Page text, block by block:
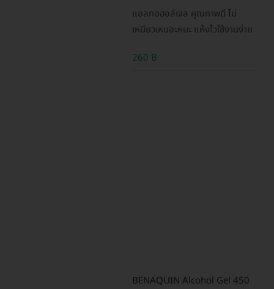
แอลกอฮอล์เจล คุณภาพดี ไม่
เหนียวเหนอะหนะ แห้งไวใช้งานง่าย
260 B
BENAQUIN Alcohol Gel 450